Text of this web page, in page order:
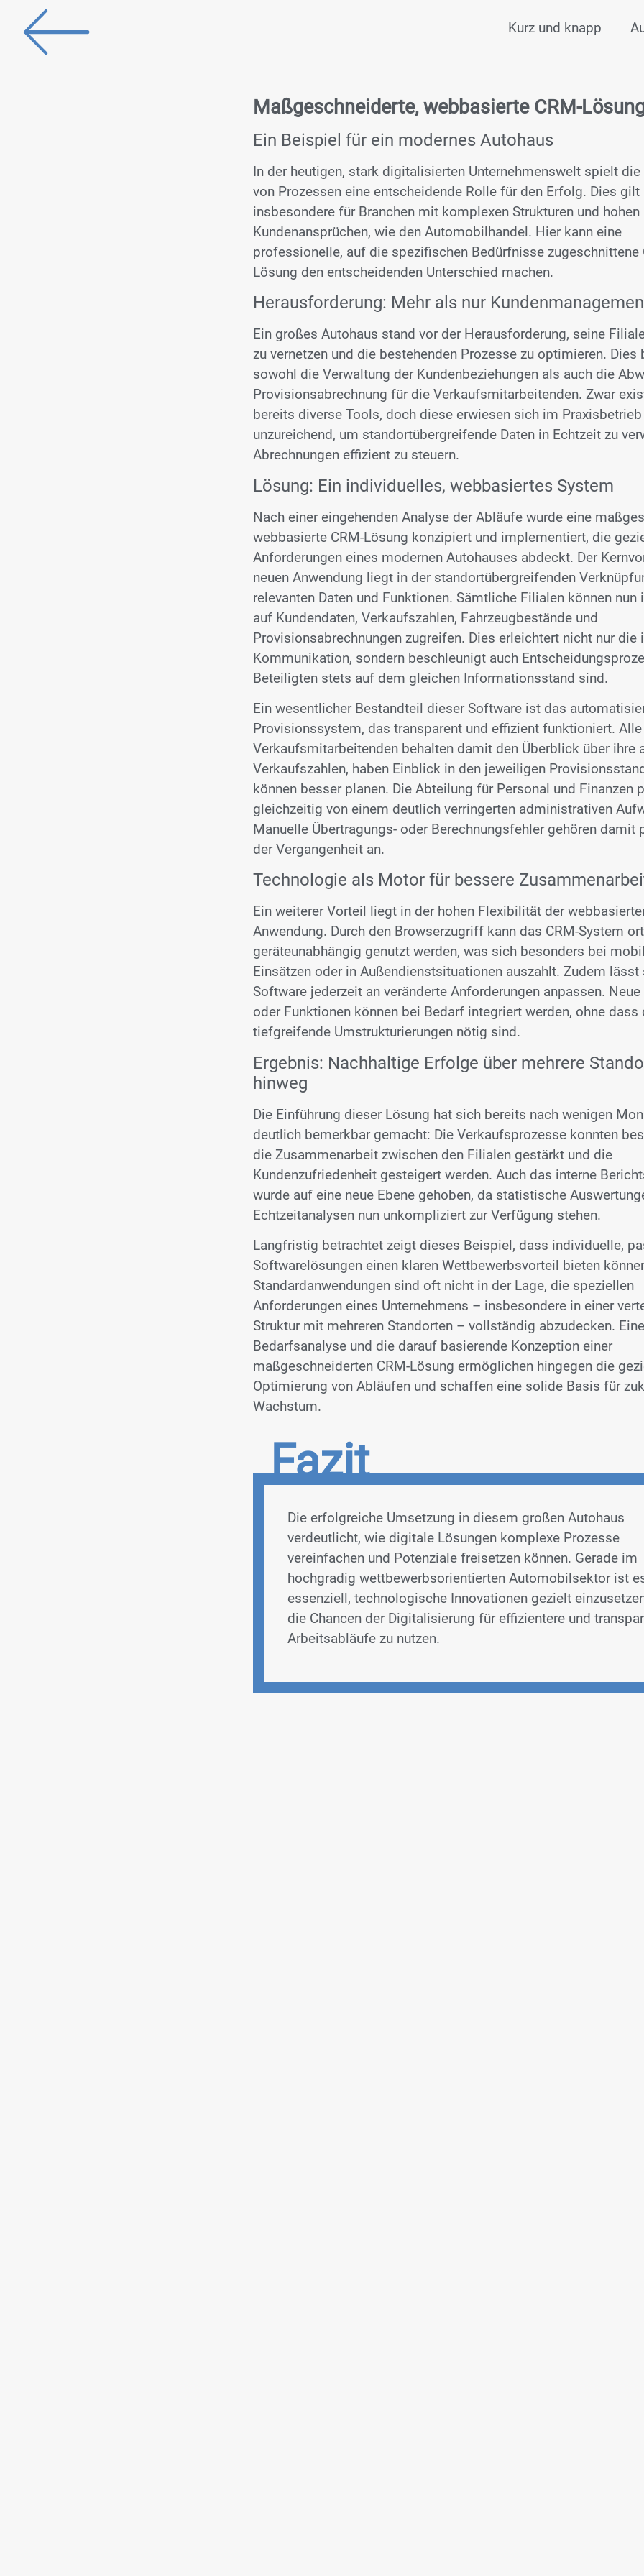
Kurz und knapp
Maßgeschneiderte, webbasierte CRM-
Ein Beispiel für ein modernes Autohaus
In der heutigen, stark digitalisierten Unternehmenswelt spielt die
von Prozessen eine entscheidende Rolle für den Erfolg. Dies gilt
insbesondere für Branchen mit komplexen Strukturen und hohen
Kundenansprüchen, wie den Automobilhandel. Hier kann eine
professionelle, auf die spezifischen Bedürfnisse zugeschnittene
Lösung den entscheidenden Unterschied machen.
Herausforderung: Mehr als nur
Ein großes Autohaus stand vor der Herausforderung, seine
zu vernetzen und die bestehenden Prozesse zu optimieren. Dies
sowohl die Verwaltung der Kundenbeziehungen als auch die
Provisionsabrechnung für die Verkaufsmitarbeitenden. Zwar
bereits diverse Tools, doch diese erwiesen sich im
unzureichend, um standortübergreifende Daten in Echtzeit zu
Abrechnungen effizient zu steuern.
Lösung: Ein individuelles, webbasiertes System
Nach einer eingehenden Analyse der Abläufe wurde eine
webbasierte CRM-Lösung konzipiert und implementiert, die
Anforderungen eines modernen Autohauses abdeckt. Der
neuen Anwendung liegt in der standortübergreifenden
relevanten Daten und Funktionen. Sämtliche Filialen können nun
auf Kundendaten, Verkaufszahlen, Fahrzeugbestände und
Provisionsabrechnungen zugreifen. Dies erleichtert nicht nur die
Kommunikation, sondern beschleunigt auch
Beteiligten stets auf dem gleichen Informationsstand sind.
Ein wesentlicher Bestandteil dieser Software ist das
Provisionssystem, das transparent und effizient funktioniert. Alle
Verkaufsmitarbeitenden behalten damit den Überblick über ihre
Verkaufszahlen, haben Einblick in den jeweiligen
können besser planen. Die Abteilung für Personal und Finanzen
gleichzeitig von einem deutlich verringerten administrativen
Manuelle Übertragungs- oder Berechnungsfehler gehören damit
der Vergangenheit an.
Technologie als Motor für bessere
Ein weiterer Vorteil liegt in der hohen Flexibilität der
Anwendung. Durch den Browserzugriff kann das CRM-System
geräteunabhängig genutzt werden, was sich besonders bei
Einsätzen oder in Außendienstsituationen auszahlt. Zudem lässt
Software jederzeit an veränderte Anforderungen anpassen.
oder Funktionen können bei Bedarf integriert werden, ohne dass
tiefgreifende Umstrukturierungen nötig sind.
Ergebnis: Nachhaltige Erfolge über mehrere
hinweg
Die Einführung dieser Lösung hat sich bereits nach wenigen
deutlich bemerkbar gemacht: Die Verkaufsprozesse konnten
die Zusammenarbeit zwischen den Filialen gestärkt und die
Kundenzufriedenheit gesteigert werden. Auch das interne
wurde auf eine neue Ebene gehoben, da statistische
Echtzeitanalysen nun unkompliziert zur Verfügung stehen.
Langfristig betrachtet zeigt dieses Beispiel, dass individuelle,
Softwarelösungen einen klaren Wettbewerbsvorteil bieten
Standardanwendungen sind oft nicht in der Lage, die speziellen
Anforderungen eines Unternehmens – insbesondere in einer
Struktur mit mehreren Standorten – vollständig abzudecken.
Bedarfsanalyse und die darauf basierende Konzeption einer
maßgeschneiderten CRM-Lösung ermöglichen hingegen die
Optimierung von Abläufen und schaffen eine solide Basis für
Wachstum.
Fazit
Die erfolgreiche Umsetzung in diesem großen Autohaus
verdeutlicht, wie digitale Lösungen komplexe Prozesse
vereinfachen und Potenziale freisetzen können. Gerade im
hochgradig wettbewerbsorientierten Automobilsektor ist
essenziell, technologische Innovationen gezielt
die Chancen der Digitalisierung für effizientere und
Arbeitsabläufe zu nutzen.